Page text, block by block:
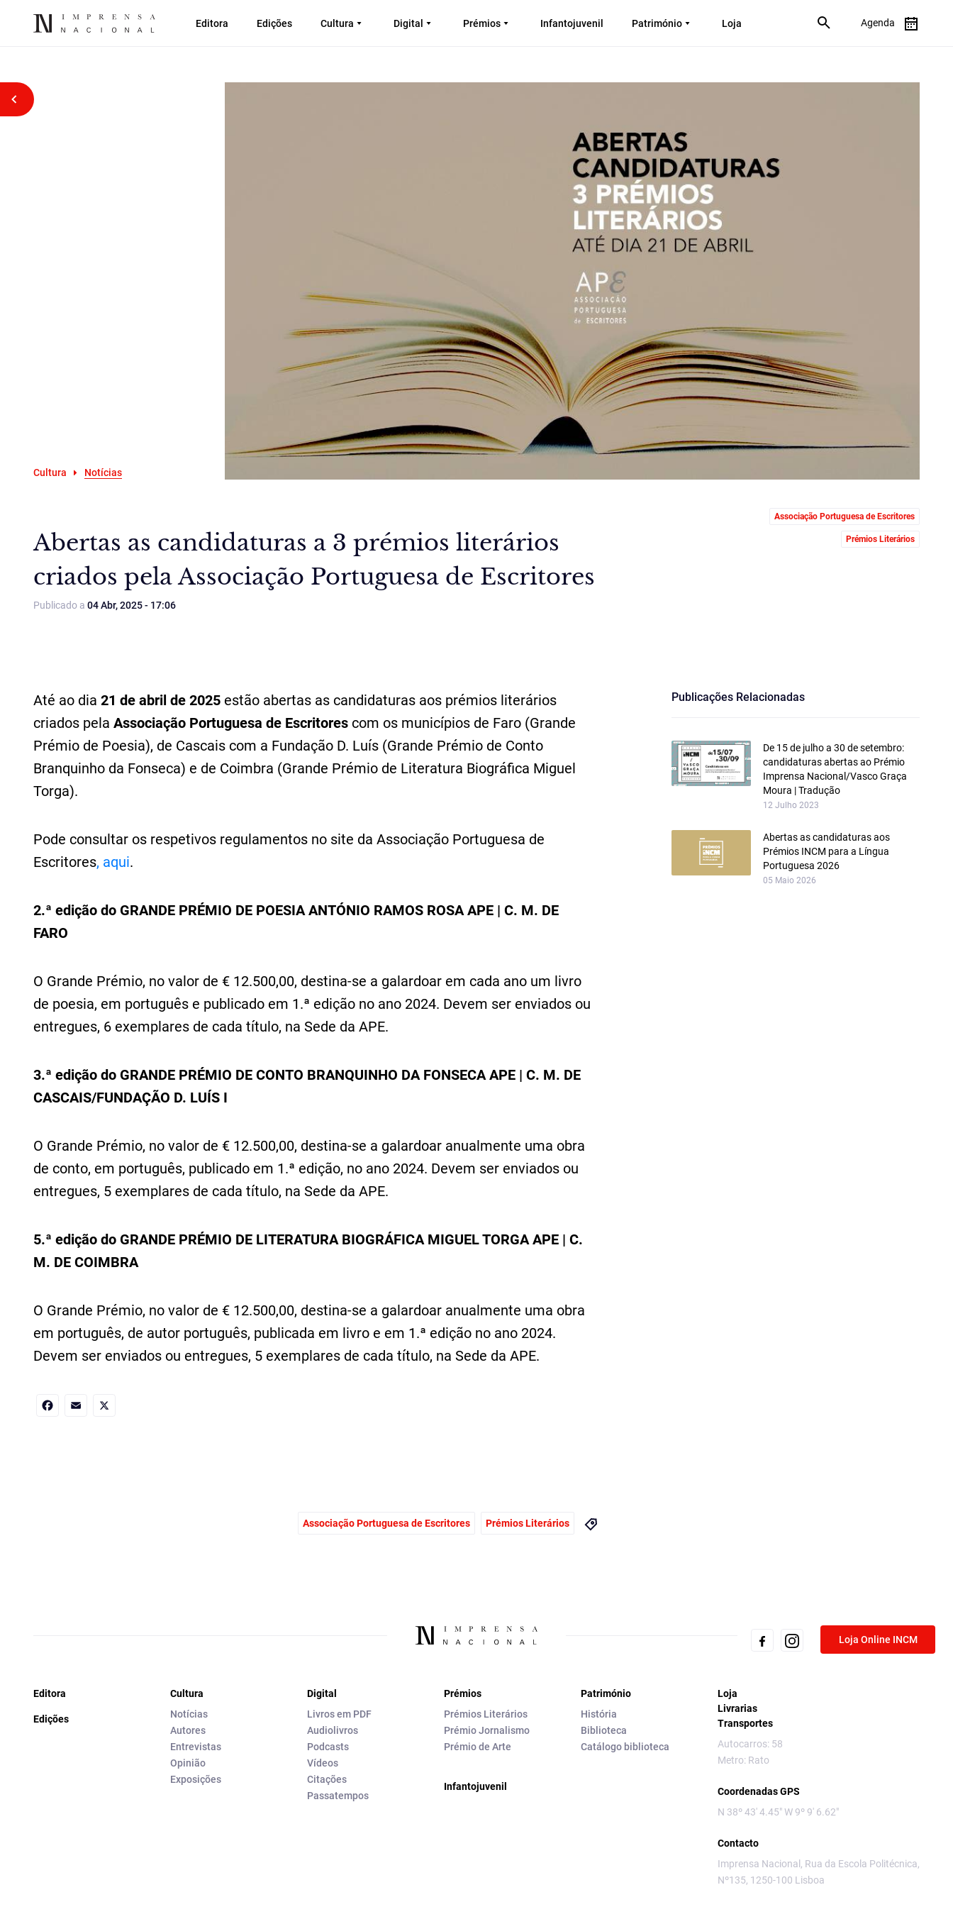
Editora Edições Cultura Digital Prémios Infantojuvenil Património Loja Agenda
Voltar atrás
Cultura Notícias
Abertas as candidaturas a 3 prémios literários
criados pela Associação Portuguesa de Escritores
Publicado a 04 Abr, 2025 - 17:06
Associação Portuguesa de Escritores
Prémios Literários
Até ao dia 21 de abril de 2025 estão abertas as candidaturas aos prémios literários
criados pela Associação Portuguesa de Escritores com os municípios de Faro (Grande
Prémio de Poesia), de Cascais com a Fundação D. Luís (Grande Prémio de Conto
Branquinho da Fonseca) e de Coimbra (Grande Prémio de Literatura Biográfica Miguel
Torga).
Pode consultar os respetivos regulamentos no site da Associação Portuguesa de
Escritores, aqui.
2.ª edição do GRANDE PRÉMIO DE POESIA ANTÓNIO RAMOS ROSA APE | C. M. DE
FARO
O Grande Prémio, no valor de € 12.500,00, destina-se a galardoar em cada ano um livro
de poesia, em português e publicado em 1.ª edição no ano 2024. Devem ser enviados ou
entregues, 6 exemplares de cada título, na Sede da APE.
3.ª edição do GRANDE PRÉMIO DE CONTO BRANQUINHO DA FONSECA APE | C. M. DE
CASCAIS/FUNDAÇÃO D. LUÍS I
O Grande Prémio, no valor de € 12.500,00, destina-se a galardoar anualmente uma obra
de conto, em português, publicado em 1.ª edição, no ano 2024. Devem ser enviados ou
entregues, 5 exemplares de cada título, na Sede da APE.
5.ª edição do GRANDE PRÉMIO DE LITERATURA BIOGRÁFICA MIGUEL TORGA APE | C.
M. DE COIMBRA
O Grande Prémio, no valor de € 12.500,00, destina-se a galardoar anualmente uma obra
em português, de autor português, publicada em livro e em 1.ª edição no ano 2024.
Devem ser enviados ou entregues, 5 exemplares de cada título, na Sede da APE.
Publicações Relacionadas
De 15 de julho a 30 de setembro:
candidaturas abertas ao Prémio
Imprensa Nacional/Vasco Graça
Moura | Tradução
12 Julho 2023
Abertas as candidaturas aos
Prémios INCM para a Língua
Portuguesa 2026
05 Maio 2026
Associação Portuguesa de Escritores Prémios Literários
Loja Online INCM
Editora
Edições
Cultura
Notícias
Autores
Entrevistas
Opinião
Exposições
Digital
Livros em PDF
Audiolivros
Podcasts
Vídeos
Citações
Passatempos
Prémios
Prémios Literários
Prémio Jornalismo
Prémio de Arte
Infantojuvenil
Património
História
Biblioteca
Catálogo biblioteca
Loja
Livrarias
Transportes
Autocarros: 58
Metro: Rato
Coordenadas GPS
N 38º 43' 4.45" W 9º 9' 6.62"
Contacto
Imprensa Nacional, Rua da Escola Politécnica,
Nº135, 1250-100 Lisboa